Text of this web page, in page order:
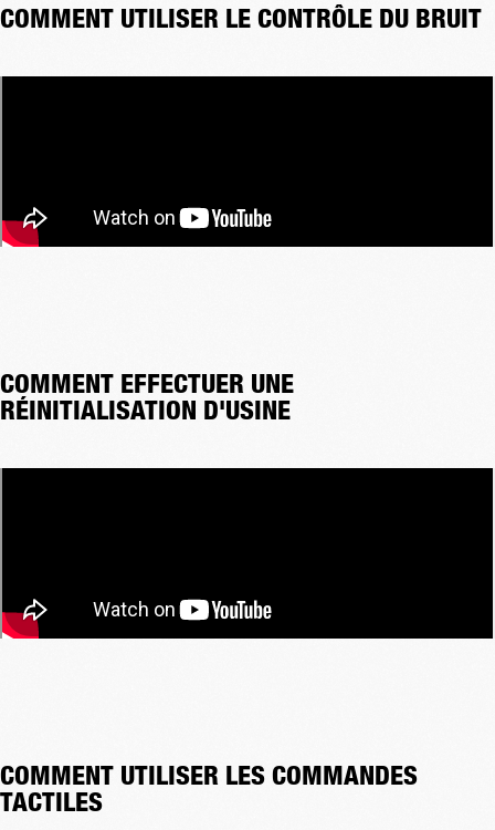
COMMENT UTILISER LE CONTRÔLE DU BRUIT
COMMENT EFFECTUER UNE
RÉINITIALISATION D'USINE
COMMENT UTILISER LES COMMANDES
TACTILES